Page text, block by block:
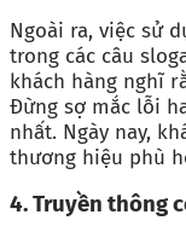
Ngoài ra, việc sử
trong các câu
khách hàng nghĩ
Đừng sợ mắc lỗi
nhất. Ngày nay,
thương hiệu phù
4. Truyền thông